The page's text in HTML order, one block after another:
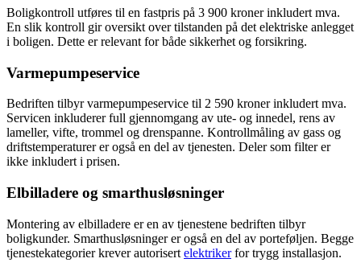
Boligkontroll utføres til en fastpris på 3 900 kroner inkludert mva.
En slik kontroll gir oversikt over tilstanden på det elektriske anlegget
i boligen. Dette er relevant for både sikkerhet og forsikring.
Varmepumpeservice
Bedriften tilbyr varmepumpeservice til 2 590 kroner inkludert mva.
Servicen inkluderer full gjennomgang av ute- og innedel, rens av
lameller, vifte, trommel og drenspanne. Kontrollmåling av gass og
driftstemperaturer er også en del av tjenesten. Deler som filter er
ikke inkludert i prisen.
Elbilladere og smarthusløsninger
Montering av elbilladere er en av tjenestene bedriften tilbyr
boligkunder. Smarthusløsninger er også en del av porteføljen. Begge
tjenestekategorier krever autorisert elektrikerfor trygg installasjon.